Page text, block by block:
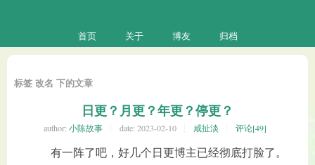
首页 关于 博友 归档
标签 改名 下的文章
日更？月更？年更？停更？
author: 小陈故事 date: 2023-02-10 咸扯淡 评论[49]
有一阵了吧，好几个日更博主已经彻底打脸了。